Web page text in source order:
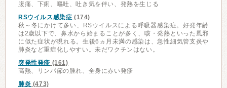
腹痛、下痢、嘔吐、吐き気を伴い、発熱を生じる
RSウイルス感染症 (174)
秋～冬にかけて多い、RSウイルスによる呼吸器感染症。好発年齢
は2歳以下で、鼻水から始まることが多く、咳・発熱といった風邪
に似た症状が現れる。生後6ヵ月未満の感染は、急性細気管支炎や
肺炎など重症化しやすい。未だワクチンはない。
突発性発疹 (161)
高熱、リンパ節の腫れ、全身に赤い発疹
肺炎 (473)